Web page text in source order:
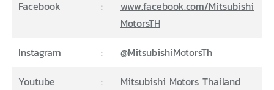
Facebook
:
www.facebook.com/Mitsubishi
MotorsTH
Instagram
:
@MitsubishiMotorsTh
Youtube
: Mitsubishi Motors Thailand